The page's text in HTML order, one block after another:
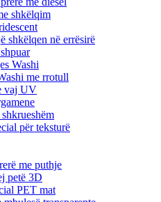
shkëlqim
shkëlqen në errësirë
Washi
me rrotull
vaj UV
për teksturë
me puthje
petë 3D
PET mat